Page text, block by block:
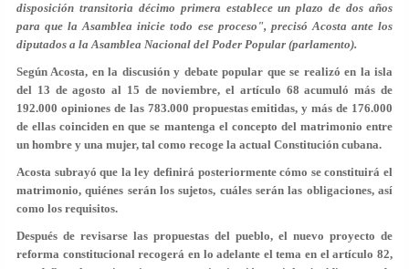
disposición transitoria décimo primera establece un plazo de dos años
para que la Asamblea inicie todo ese proceso", precisó Acosta ante los
diputados a la Asamblea Nacional del Poder Popular (parlamento).
Según Acosta, en la discusión y debate popular que se realizó en la isla
del 13 de agosto al 15 de noviembre, el artículo 68 acumuló más de
192.000 opiniones de las 783.000 propuestas emitidas, y más de 176.000
de ellas coinciden en que se mantenga el concepto del matrimonio entre
un hombre y una mujer, tal como recoge la actual Constitución cubana.
Acosta subrayó que la ley definirá posteriormente cómo se constituirá el
matrimonio, quiénes serán los sujetos, cuáles serán las obligaciones, así
como los requisitos.
Después de revisarse las propuestas del pueblo, el nuevo proyecto de
reforma constitucional recogerá en lo adelante el tema en el artículo 82,